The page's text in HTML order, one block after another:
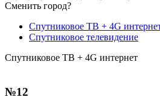
Сменить город?
Спутниковое ТВ + 4G
Спутниковое телевидение
Спутниковое ТВ + 4G интернет
№12